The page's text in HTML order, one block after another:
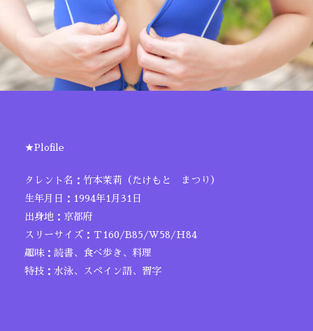
★Plofile
タレント名：竹本茉莉（たけもと まつり）
生年月日：1994年1月31日
出身地：京都府
スリーサイズ：Ｔ160/B85/W58/H84
趣味：読書、食べ歩き、料理
特技：水泳、スペイン語、習字